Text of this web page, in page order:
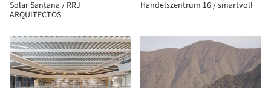
Solar Santana / RRJ
ARQUITECTOS
Handelszentrum 16 / smartvoll